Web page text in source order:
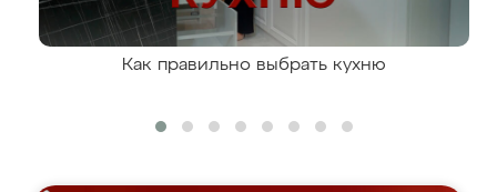
Как правильно выбрать кухню